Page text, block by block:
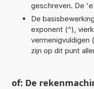
geschreven. De
De
exponent (^),
vermenigvuldigen
zijn op dit punt
of: De